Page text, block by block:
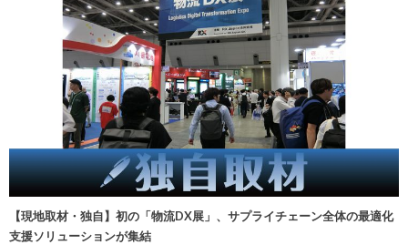
【現地取材・独自】初の「物流DX展」、サプライチェーン全体の最適化
支援ソリューションが集結